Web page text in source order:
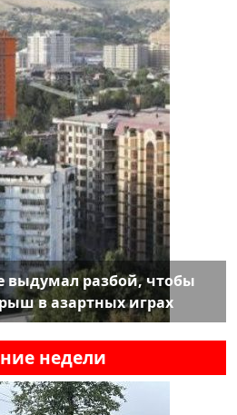
выдумал разбой, чтобы
в азартных играх
недели